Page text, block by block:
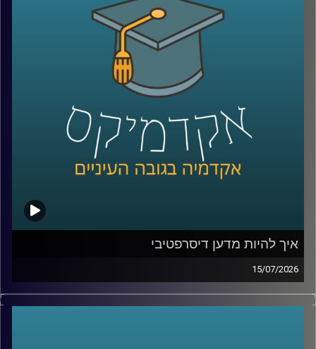
שלהם באופן עצמאי.
ככל שהמערכות האלה הופכות לחכמות יותר, עולה שאלה
הרבה יותר גדולה מרק מה הטכנולוגיה יודעת לעשות: האם
אנחנו יכולים לסמוך עליה? מתי אדם צריך לקבל את ההחלטה,
ומתי אפשר לתת למכונה לעשות את זה? ואם היא טועה, מי
על כל אלו נדבר עם ד״ר אביב בר זוהר, דוקטור למשפטים
בנושא חוקיות רחפנים אוטונומיים קטלניים ומשמעות
מעורבות האדם בחוג ההפעלה.
קרדיט תמונות:AudioVersity
איך להיות מדען דיסרפטיבי
15/07/2026
הרבה מההמצאות שאנחנו מכירים התחילו בכלל מטעות.
פניצילין שנולד מצלחת פטרי שהתמלאה עובש, פוסט־איט